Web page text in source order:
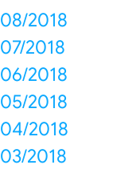
08/2018
07/2018
06/2018
05/2018
04/2018
03/2018